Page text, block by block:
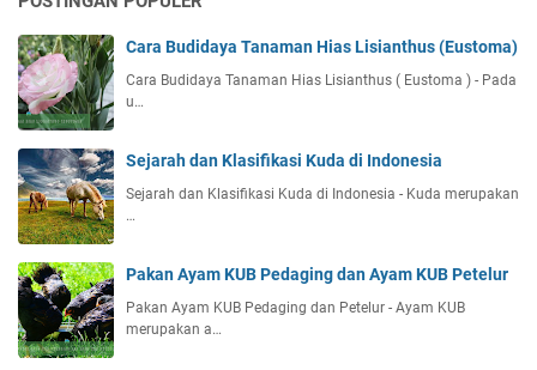
Cara Budidaya Tanaman Hias Lisianthus (Eustoma)
Cara Budidaya Tanaman Hias Lisianthus ( Eustoma ) - Pada
u…
Sejarah dan Klasifikasi Kuda di Indonesia
Sejarah dan Klasifikasi Kuda di Indonesia - Kuda merupakan
…
Pakan Ayam KUB Pedaging dan Ayam KUB Petelur
Pakan Ayam KUB Pedaging dan Petelur - Ayam KUB
merupakan a…